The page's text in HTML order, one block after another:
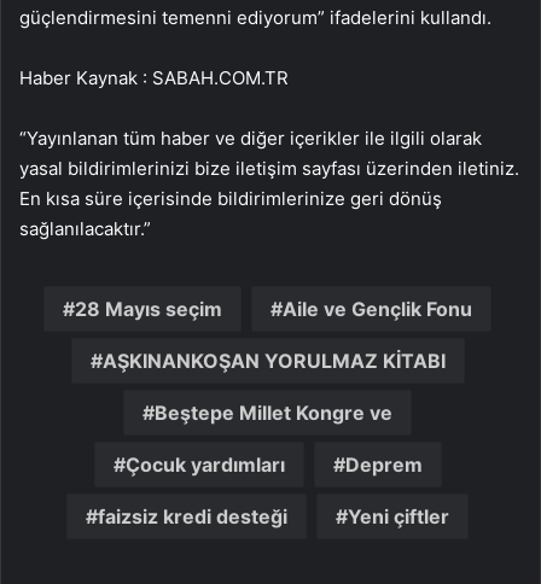
güçlendirmesini temenni ediyorum” ifadelerini kullandı.
Haber Kaynak : SABAH.COM.TR
“Yayınlanan tüm haber ve diğer içerikler ile ilgili olarak
yasal bildirimlerinizi bize iletişim sayfası üzerinden iletiniz.
En kısa süre içerisinde bildirimlerinize geri dönüş
sağlanılacaktır.”
28 Mayıs seçim Aile ve Gençlik Fonu
AŞKINANKOŞAN YORULMAZ KİTABI
Beştepe Millet Kongre ve
Çocuk yardımları Deprem
faizsiz kredi desteği Yeni çiftler